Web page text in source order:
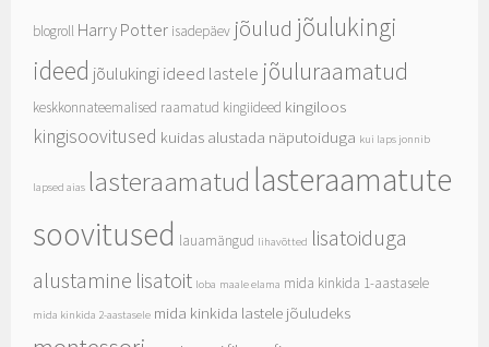
blogroll Harry Potter isadepäev jõulud jõulukingi
ideed jõulukingi ideed lastele jõuluraamatud
keskkonnateemalised raamatud kingiideed kingiloos
kingisoovitused kuidas alustada näputoiduga kui laps jonnib
lapsed aias lasteraamatud lasteraamatute
soovitused lauamängud lihavõtted lisatoiduga
alustamine lisatoit loba maale elama mida kinkida 1-aastasele
mida kinkida 2-aastasele mida kinkida lastele jõuludeks